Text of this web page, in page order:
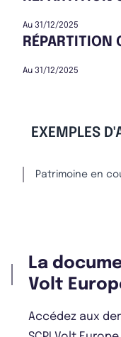
Au 31/12/2025
RÉPARTITION
Au 31/12/2025
EXEMPLES
Patrimoine en
La
Volt
Accédez aux